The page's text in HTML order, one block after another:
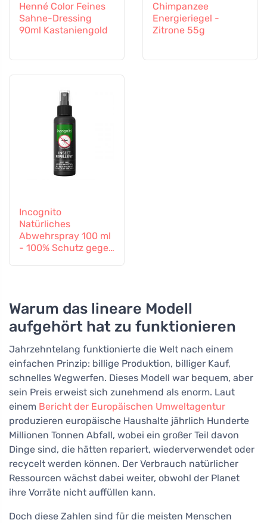
Henné Color Feines
Sahne-Dressing
90ml Kastaniengold
Chimpanzee
Energieriegel -
Zitrone 55g
Incognito
Natürliches
Abwehrspray 100 ml
- 100% Schutz gegen
Warum das lineare Modell
aufgehört hat zu funktionieren
Jahrzehntelang funktionierte die Welt nach einem
einfachen Prinzip: billige Produktion, billiger Kauf,
schnelles Wegwerfen. Dieses Modell war bequem, aber
sein Preis erweist sich zunehmend als enorm. Laut
einem Bericht der Europäischen Umweltagentur
produzieren europäische Haushalte jährlich Hunderte
Millionen Tonnen Abfall, wobei ein großer Teil davon
Dinge sind, die hätten repariert, wiederverwendet oder
recycelt werden können. Der Verbrauch natürlicher
Ressourcen wächst dabei weiter, obwohl der Planet
ihre Vorräte nicht auffüllen kann.
Doch diese Zahlen sind für die meisten Menschen